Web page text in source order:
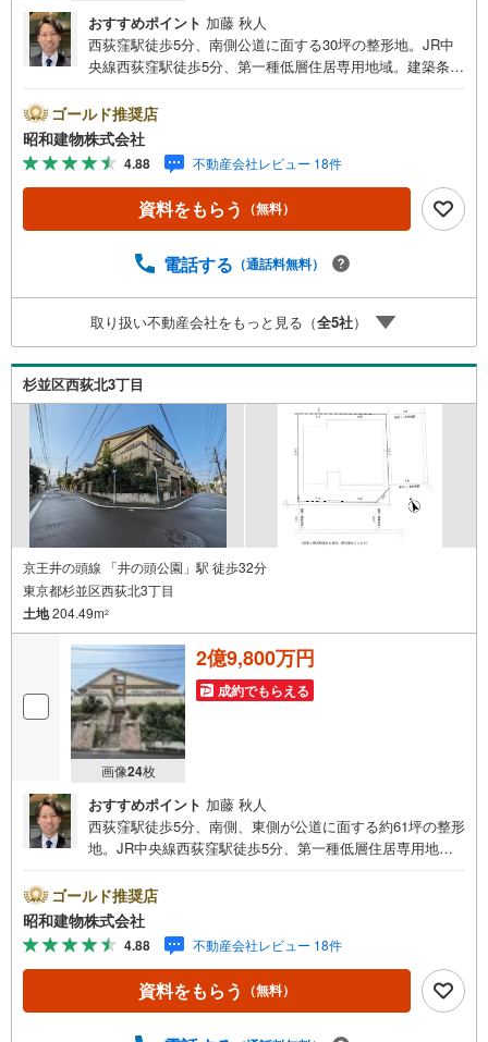
おすすめポイント 加藤 秋人
西荻窪駅徒歩5分、南側公道に面する30坪の整形地。JR中
央線西荻窪駅徒歩5分、第一種低層住居専用地域。建築条件
和建物です・・・ 西荻窪に創業44年、地域密着の不動産
会社です。 不動産購入、買換えには、不安がつきもの。
物件の選定や住宅ローンはもちろん地域密着だからこその
情報をお伝え、ご提案いたします。 お気軽にご相談、ご
来社頂ける会社です。スタッフ一同、心よりお待ちしてお
ります。 同じ立地、同じ建物は存在しません。唯一無二の
ルド-シートの用意もございます。 ご家族で楽しくご検討頂
わせください。 営業時間: 9:00 - 20:00
ゴールド推奨店
昭和建物株式会社
4.88 不動産会社レビュー 18件
資料をもらう （無料）
電話する （通話料無料）
取り扱い不動産会社をもっと見る（全5社）
杉並区西荻北3丁目
京王井の頭線 「井の頭公園」駅 徒歩32分
東京都杉並区西荻北3丁目
土地204.49m2
画像24枚
2億9,800万円
成約でもらえる
おすすめポイント 加藤 秋人
西荻窪駅徒歩5分、南側、東側が公道に面する約61坪の整形
地。JR中央線西荻窪駅徒歩5分、第一種低層住居専用地
・・・地域密着昭和建物です・・・ 西荻窪に創業44年、
地域密着の不動産会社です。 不動産購入、買換えには、
不安がつきもの。 物件の選定や住宅ローンはもちろん地域
密着だからこその情報をお伝え、ご提案いたします。 お
気軽にご相談、ご来社頂ける会社です。スタッフ一同、心
よりお待ちしております。 同じ立地、同じ建物は存在しま
ゴールド推奨店
昭和建物株式会社
4.88 不動産会社レビュー 18件
資料をもらう （無料）